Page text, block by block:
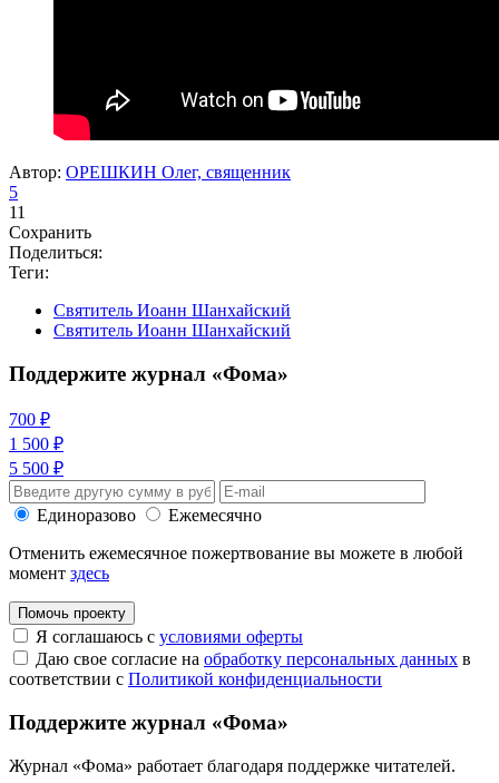
Автор: ОРЕШКИН Олег, священник
5
11
Сохранить
Поделиться:
Теги:
Святитель Иоанн Шанхайский
Святитель Иоанн Шанхайский
Поддержите журнал «Фома»
700 ₽
1 500 ₽
5 500 ₽
Единоразово
Ежемесячно
Отменить ежемесячное пожертвование вы можете в любой
момент здесь
Помочь проекту
Я соглашаюсь с условиями оферты
Даю свое согласие на обработку персональных данных в
соответствии с Политикой конфиденциальности
Поддержите журнал «Фома»
Журнал «Фома» работает благодаря поддержке читателей.